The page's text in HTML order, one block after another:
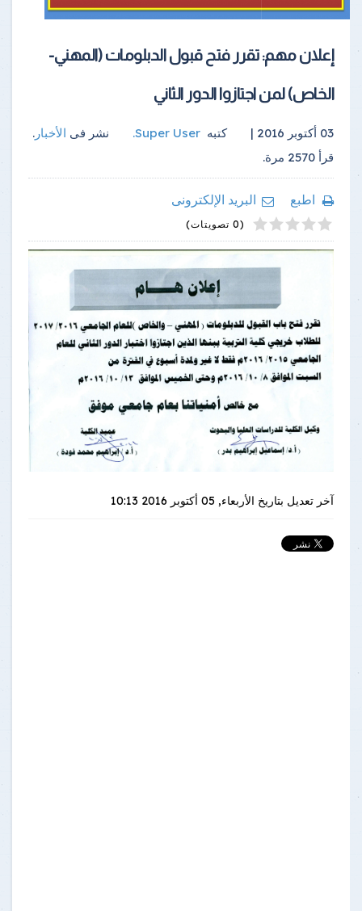
إعلان مهم: تقرر فتح قبول الدبلومات (المهني-
الخاص) لمن اجتازوا الدور الثاني
03 أكتوبر 2016 | كتبه Super User
. نشر فى الأخبار .
قرأ 2570 مرة.
اطبع
البريد الإلكترونى
1
2
3
4
5 (0 تصويتات)
آخر تعديل بتاريخ الأربعاء, 05 أكتوبر 2016 10:13